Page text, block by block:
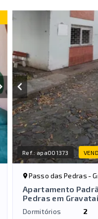
Ref.: apa001373
Passo das Pedras -
Apartamento
Pedras em
Dormitórios
2